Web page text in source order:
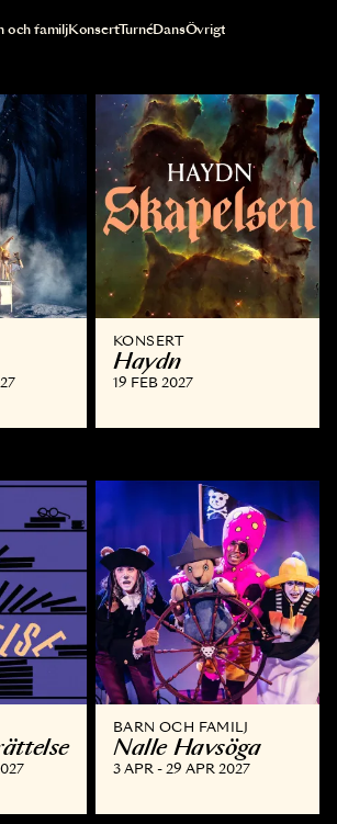
innehållet automatiskt
och familjKonsertTurnéDansÖvrigt
KONSERT
Haydn
19 FEB 2027
BARN OCH FAMILJ
Nalle Havsöga
3 APR - 29 APR 2027